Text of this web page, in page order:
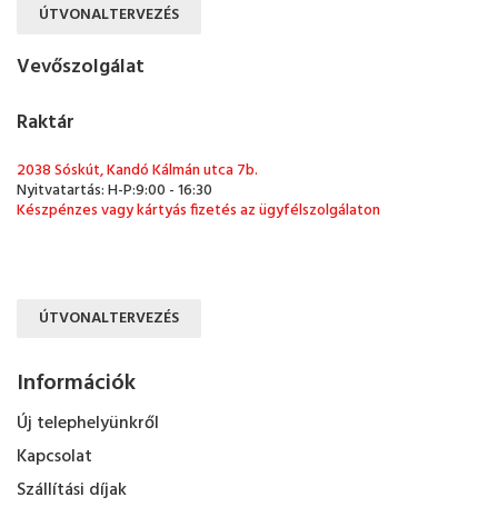
ÚTVONALTERVEZÉS
Vevőszolgálat
Raktár
2038 Sóskút, Kandó Kálmán utca 7b.
Nyitvatartás: H-P:9:00 - 16:30
Készpénzes vagy kártyás fizetés az ügyfélszolgálaton
ÚTVONALTERVEZÉS
Információk
Új telephelyünkről
Kapcsolat
Szállítási díjak